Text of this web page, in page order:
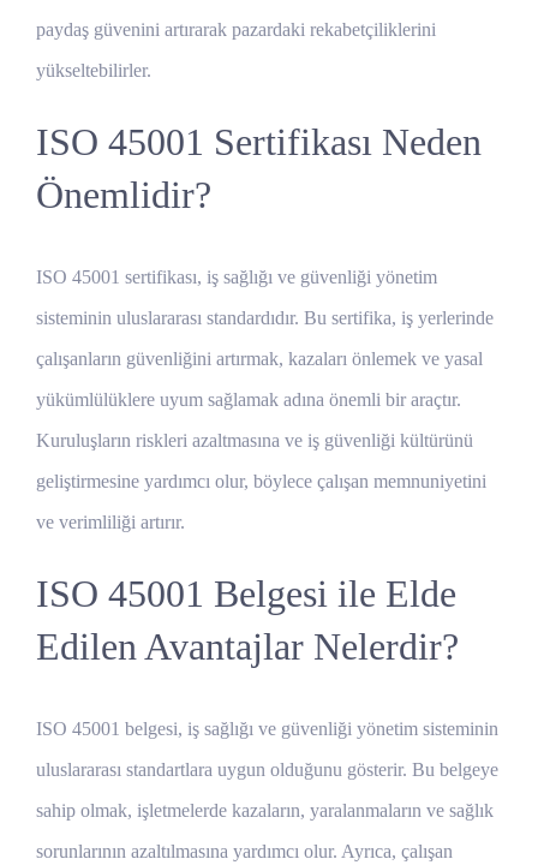
paydaş güvenini artırarak pazardaki rekabetçiliklerini
yükseltebilirler.
ISO 45001 Sertifikası Neden
Önemlidir?
ISO 45001 sertifikası, iş sağlığı ve güvenliği yönetim
sisteminin uluslararası standardıdır. Bu sertifika, iş yerlerinde
çalışanların güvenliğini artırmak, kazaları önlemek ve yasal
yükümlülüklere uyum sağlamak adına önemli bir araçtır.
Kuruluşların riskleri azaltmasına ve iş güvenliği kültürünü
geliştirmesine yardımcı olur, böylece çalışan memnuniyetini
ve verimliliği artırır.
ISO 45001 Belgesi ile Elde
Edilen Avantajlar Nelerdir?
ISO 45001 belgesi, iş sağlığı ve güvenliği yönetim sisteminin
uluslararası standartlara uygun olduğunu gösterir. Bu belgeye
sahip olmak, işletmelerde kazaların, yaralanmaların ve sağlık
sorunlarının azaltılmasına yardımcı olur. Ayrıca, çalışan